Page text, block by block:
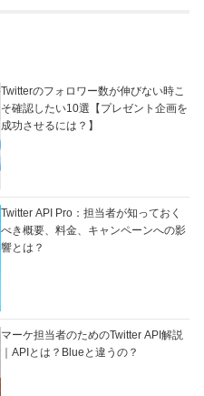
Twitterのフォロワー数が伸びない時こ
そ確認したい10選【プレゼント企画を
成功させるには？】
Twitter API Pro：担当者が知っておく
べき概要、料金、キャンペーンへの影
響とは？
マーケ担当者のためのTwitter API解説
｜APIとは？Blueと違うの？